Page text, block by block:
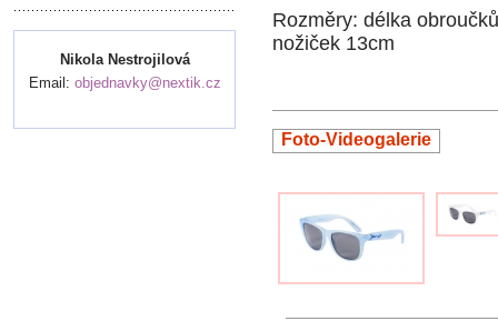
Nikola Nestrojilová
Email: objednavky@nextik.cz
Rozměry: délka
nožiček 13cm
Foto-Videogalerie